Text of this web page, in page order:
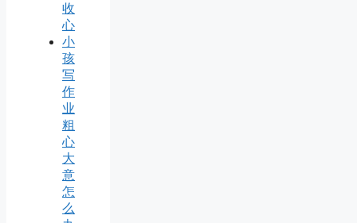
收
心
小
孩
写
作
业
粗
心
大
意
怎
么